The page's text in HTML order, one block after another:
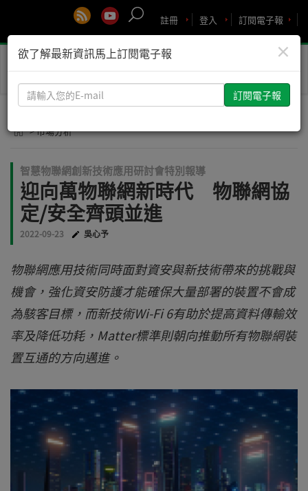
訂閱電子報
登入
註冊
Toggle
> 市場分析
智慧物聯網創新技術應用研討會特別報導
迎向萬物聯網新時代 物聯網協
定/安全齊頭並進
2022-09-23 吳心予
物聯網應用技術同時面對資安與新技術帶來的挑戰與
機會，強化資安防護才能確保大量部署的裝置不會成
為駭客目標，而新技術Wi-Fi 6有助於提高資料傳輸效
率及降低功耗，Matter標準則朝向推動所有物聯網裝
置互通的方向邁進。
×
欲了解最新資訊馬上訂閱電子報
請
輸
您
E-
mail